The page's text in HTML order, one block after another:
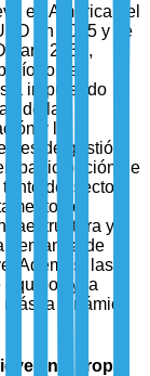
en América del
en 2025 y se
para 2035,
de
impulsado
de las
y la
de gestión
participación de
del sector
de
y
demanda de
Además, las
equipos y la
la dinámica
en Europa